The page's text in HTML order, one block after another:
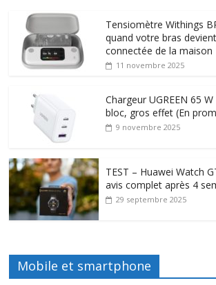
Tensiomètre Withings
quand votre bras
connectée de la maison
11 novembre 2025
Chargeur UGREEN 65
bloc, gros effet (En
9 novembre 2025
TEST – Huawei Watch
avis complet après 4
29 septembre 2025
Mobile et smartphone